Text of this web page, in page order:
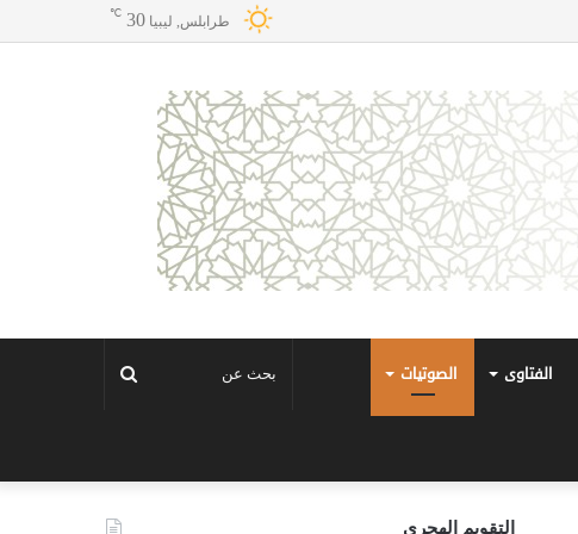
طرابلس, ليبيا 30
℃
الفتاوى الصوتيات
التقويم الهجري